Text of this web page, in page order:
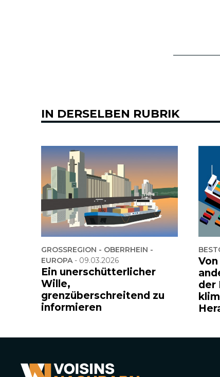
IN DERSELBEN RUBRIK
GROSSREGION - OBERRHEIN -
EUROPA- 09.03.2026
Ein unerschütterlicher
Wille,
grenzüberschreitend zu
informieren
der